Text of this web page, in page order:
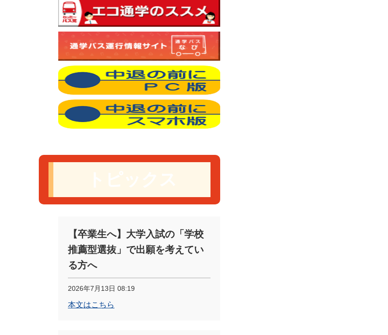
【卒業生へ】大学入試の「学校
推薦型選抜」で出願を考えてい
る方へ
2026年7月13日 08:19
本文はこちら